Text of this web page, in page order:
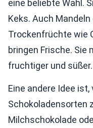
eine beliebte Wahl.
Keks. Auch
Trockenfrüchte wie
bringen Frische. Sie
fruchtiger und süßer.
Eine andere Idee
Schokoladensorten
Milchschokolade